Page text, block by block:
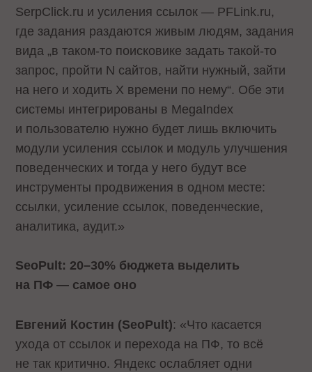
SerpClick.ru и усиления ссылок — PFLink.ru,
где задания раздаются живым людям, задания
вида „в таком-то поисковике задать такой-то
запрос, пройти N сайтов, найти нужный, зайти
на него и ходить X времени по нему“. Обе эти
системы интегрированы в MegaIndex
и пользователю нужно будет лишь включить
модули усиления ссылок и модуль улучшения
поведенческих и тогда у него будут все
инструменты продвижения в одном месте:
ссылки, усиление ссылок, поведенческие,
аналитика, аудит.»
SeoPult: 20–30% бюджета выделить
на ПФ — самое оно
Евгений Костин (SeoPult): «Что касается
ухода от ссылок и перехода на ПФ, то всё
не так критично. Яндекс ослабляет одни